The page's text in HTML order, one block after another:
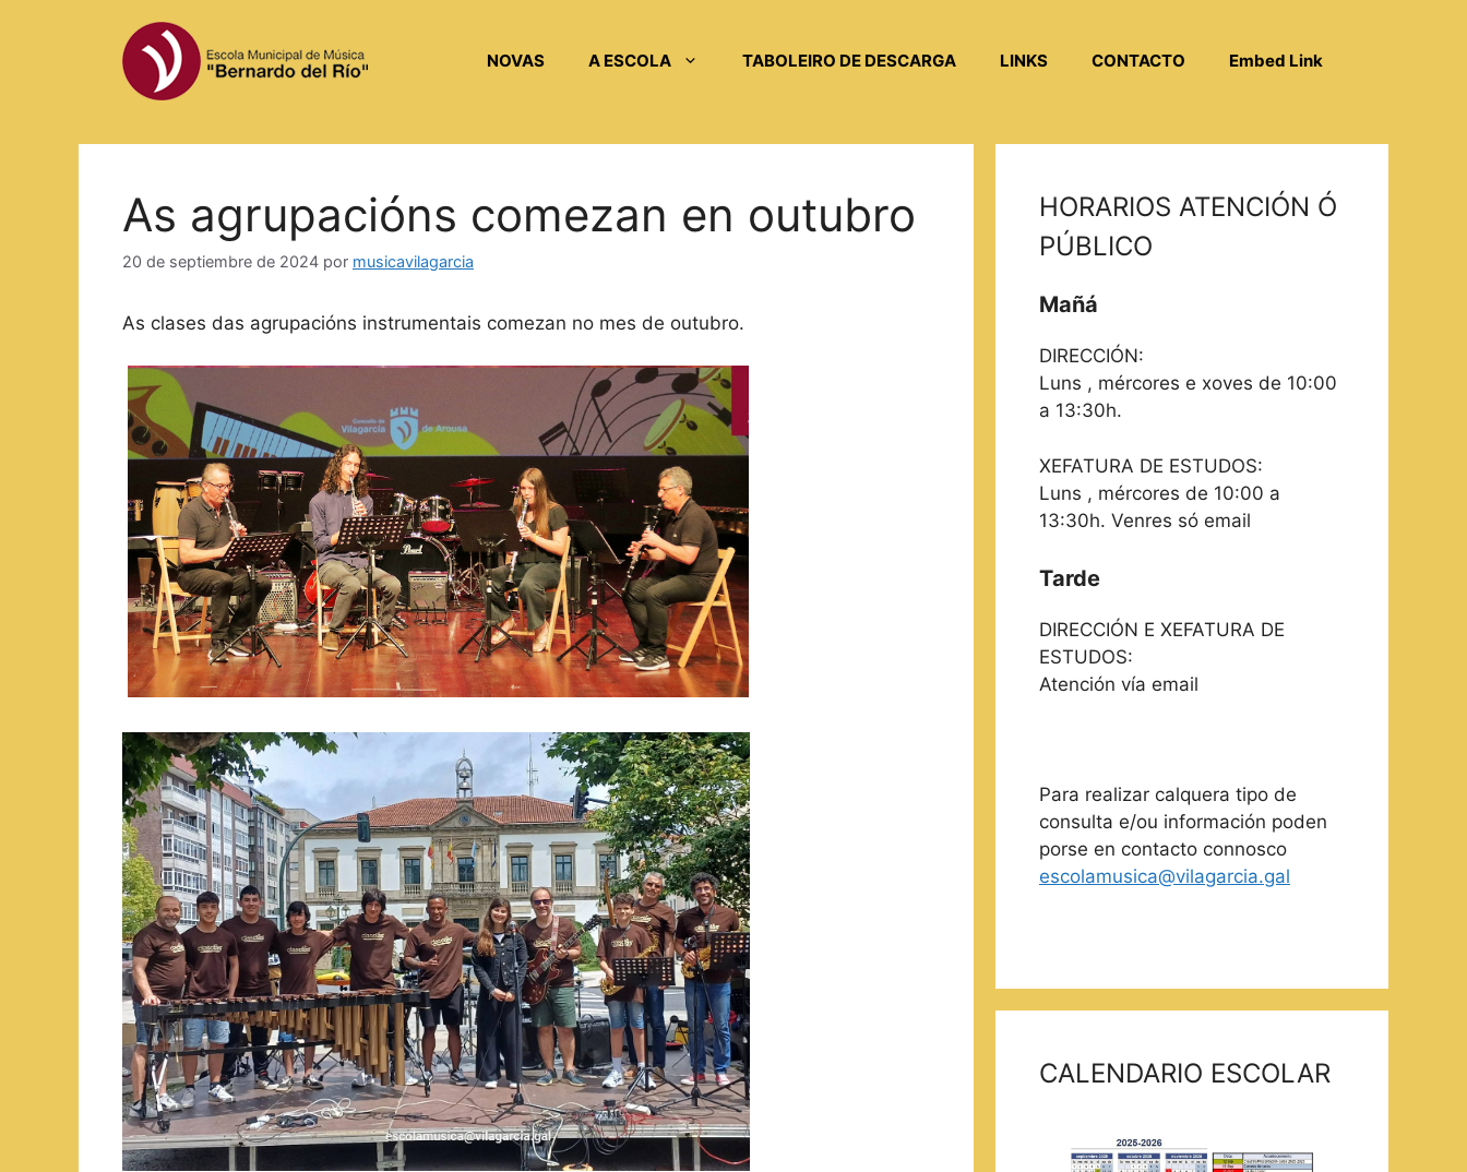
NOVAS A ESCOLA TABOLEIRO DE DESCARGA LINKS CONTACTO Embed Link
As agrupacións comezan en outubro
20 de septiembre de 2024 por musicavilagarcia
As clases das agrupacións instrumentais comezan no mes de outubro.
HORARIOS ATENCIÓN Ó
PÚBLICO
Mañá
DIRECCIÓN:
Luns , mércores e xoves de 10:00
a 13:30h.
XEFATURA DE ESTUDOS:
Luns , mércores de 10:00 a
13:30h. Venres só email
Tarde
DIRECCIÓN E XEFATURA DE
ESTUDOS:
Atención vía email
Para realizar calquera tipo de
consulta e/ou información poden
porse en contacto connosco
escolamusica@vilagarcia.gal
CALENDARIO ESCOLAR